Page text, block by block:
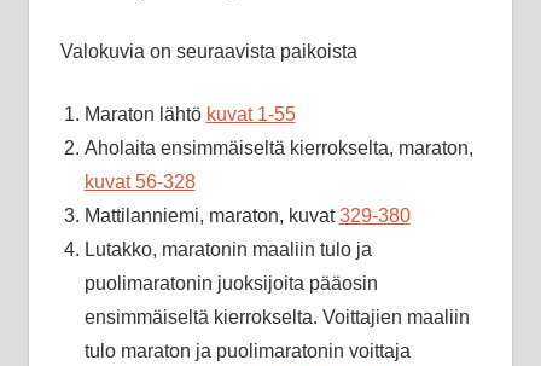
Valokuvia on seuraavista paikoista
Maraton lähtö kuvat 1-55
Aholaita ensimmäiseltä kierrokselta, maraton,
kuvat 56-328
Mattilanniemi, maraton, kuvat329-380
Lutakko, maratonin maaliin tulo ja
puolimaratonin juoksijoita pääosin
ensimmäiseltä kierrokselta. Voittajien maaliin
tulo maraton ja puolimaratonin voittaja